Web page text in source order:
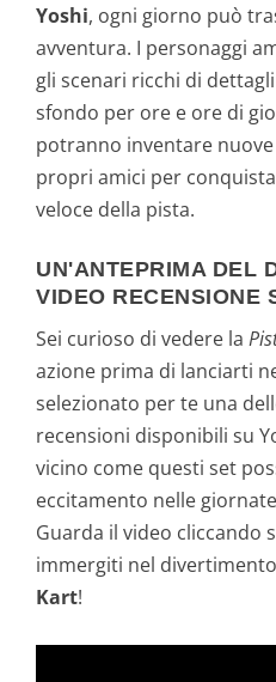
Yoshi, ogni giorno può
avventura. I personaggi
gli scenari ricchi di
sfondo per ore e ore di
potranno inventare
propri amici per
veloce della pista.
UN'ANTEPRIMA DEL
VIDEO RECENSIONE
Sei curioso di vedere la
azione prima di lanciarti
selezionato per te una
recensioni disponibili su
vicino come questi set
eccitamento nelle
Guarda il video cliccando
immergiti nel
Kart!